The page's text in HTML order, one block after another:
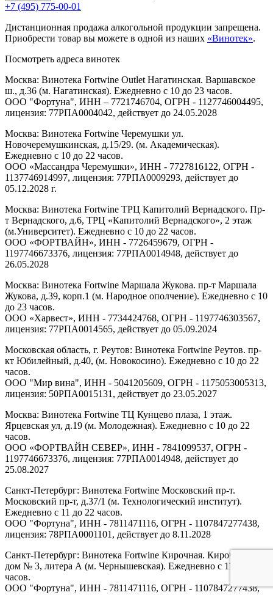
+7 (495) 775-00-01
Дистанционная продажа алкогольной продукции запрещена.
Приобрести товар вы можете в одной из наших «Винотек».
Посмотреть адреса винотек
Москва: Винотека Fortwine Outlet Нагатинская. Варшавское
ш., д.36 (м. Нагатинская). Ежедневно с 10 до 23 часов.
ООО "Фортуна", ИНН – 7721746704, ОГРН - 1127746004495,
лицензия: 77РПА0004042, действует до 24.05.2028
Москва: Винотека Fortwine Черемушки ул.
Новочеремушкинская, д.15/29. (м. Академическая).
Ежедневно с 10 до 22 часов.
ООО «Массандра Черемушки», ИНН - 7727816122, ОГРН -
1137746914997, лицензия: 77РПА0009293, действует до
05.12.2028 г.
Москва: Винотека Fortwine ТРЦ Капитолий Вернадского. Пр-
т Вернадского, д.6, ТРЦ «Капитолий Вернадского», 2 этаж
(м.Университет). Ежедневно с 10 до 22 часов.
ООО «ФОРТВАЙН», ИНН - 7726459679, ОГРН -
1197746673376, лицензия: 77РПА0014948, действует до
26.05.2028
Москва: Винотека Fortwine Маршала Жукова. пр-т Маршала
Жукова, д.39, корп.1 (м. Народное ополчение). Ежедневно с 10
до 23 часов.
ООО «Харвест», ИНН - 7734424768, ОГРН - 1197746303567,
лицензия: 77РПА0014565, действует до 05.09.2024
Московская область, г. Реутов: Винотека Fortwine Реутов. пр-
кт Юбилейный, д.40, (м. Новокосино). Ежедневно с 10 до 22
часов.
ООО "Мир вина", ИНН - 5041205609, ОГРН - 1175053005313,
лицензия: 50РПА0015131, действует до 23.05.2027
Москва: Винотека Fortwine ТЦ Кунцево плаза, 1 этаж.
Ярцевская ул, д.19 (м. Молодежная). Ежедневно с 10 до 22
часов.
ООО «ФОРТВАЙН СЕВЕР», ИНН - 7841099537, ОГРН -
1197746673376, лицензия: 77РПА0014948, действует до
25.08.2027
Санкт-Петербург: Винотека Fortwine Московский пр-т.
Московский пр-т, д.37/1 (м. Технологический институт).
Ежедневно с 11 до 22 часов.
ООО "Фортуна", ИНН - 7811471116, ОГРН - 1107847277438,
лицензия: 78РПА0001101, действует до 8.11.2028
Санкт-Петербург: Винотека Fortwine Кирочная. Кирочная ул,
дом № 3, литера А (м. Чернышевская). Ежедневно с 11 до 22
часов.
ООО "Фортуна", ИНН - 7811471116, ОГРН - 1107847277438,